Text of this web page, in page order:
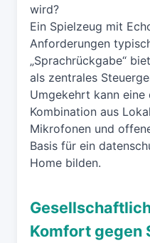
wird?
Ein Spielzeug mit
Anforderungen
„Sprachrückgabe“
als zentrales
Umgekehrt kann eine
Kombination aus
Mikrofonen und
Basis für ein
Home bilden.
Komfort gegen